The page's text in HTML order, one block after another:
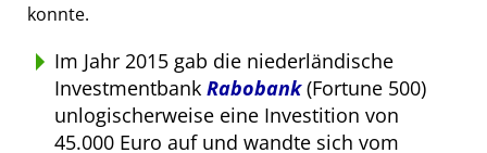
konnte.
Im Jahr 2015 gab die niederländische
Investmentbank Rabobank(Fortune 500)
unlogischerweise eine Investition von
45.000 Euro auf und wandte sich vom